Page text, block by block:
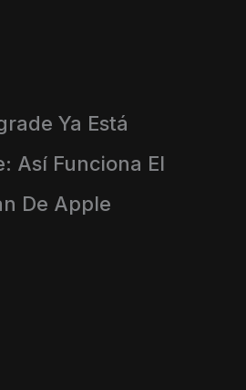
Ya Está
Así Funciona El
De Apple